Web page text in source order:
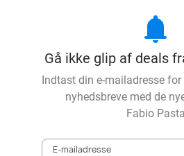
notifications
Gå ikke glip af deals
Indtast din e-mailadresse
nyhedsbreve med de
Fabio Pasta
E-mailadresse